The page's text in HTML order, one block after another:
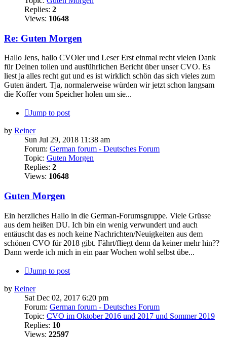
Replies: 2
Views: 10648
Re: Guten Morgen
Hallo Jens, hallo CVOler und Leser Erst einmal recht vielen Dank
für Deinen tollen und ausführlichen Bericht über unser CVO. Es
liest ja alles recht gut und es ist wirklich schön das sich vieles zum
Guten ändert. Tja, normalerweise würden wir jetzt schon langsam
die Koffer vom Speicher holen um sie...
Jump to post
by Reiner
Sun Jul 29, 2018 11:38 am
Forum: German forum - Deutsches Forum
Topic: Guten Morgen
Replies: 2
Views: 10648
Guten Morgen
Ein herzliches Hallo in die German-Forumsgruppe. Viele Grüsse
aus dem heißen DU. Ich bin ein wenig verwundert und auch
entäuscht das es noch keine Nachrichten/Neuigkeiten aus dem
schönen CVO für 2018 gibt. Fährt/fliegt denn da keiner mehr hin??
Dann werde ich mich in ein paar Wochen wohl selbst übe...
Jump to post
by Reiner
Sat Dec 02, 2017 6:20 pm
Forum: German forum - Deutsches Forum
Topic: CVO im Oktober 2016 und 2017 und Sommer 2019
Replies: 10
Views: 22597